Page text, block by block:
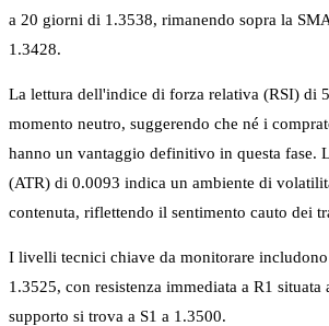
a 20 giorni di 1.3538, rimanendo sopra la
1.3428.
La lettura dell'indice di forza relativa (RSI) di
momento neutro, suggerendo che né i
hanno un vantaggio definitivo in questa fase.
(ATR) di 0.0093 indica un ambiente di
contenuta, riflettendo il sentimento cauto dei
I livelli tecnici chiave da monitorare
1.3525, con resistenza immediata a R1 situata
supporto si trova a S1 a 1.3500.